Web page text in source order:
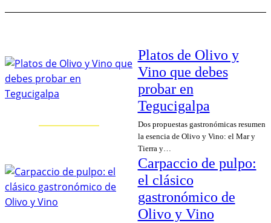
Platos de Olivo y
Vino que debes
probar en
Tegucigalpa
Dos propuestas gastronómicas resumen
la esencia de Olivo y Vino: el Mar y
Tierra y…
Carpaccio de pulpo:
el clásico
gastronómico de
Olivo y Vino